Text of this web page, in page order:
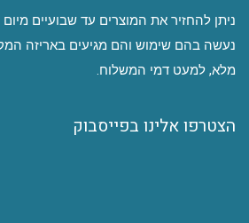
ניתן להחזיר את המוצרים עד שבועיים
נעשה בהם שימוש והם מגיעים באריזה
מלא, למעט דמי המשלוח.
הצטרפו אלינו בפייסבוק